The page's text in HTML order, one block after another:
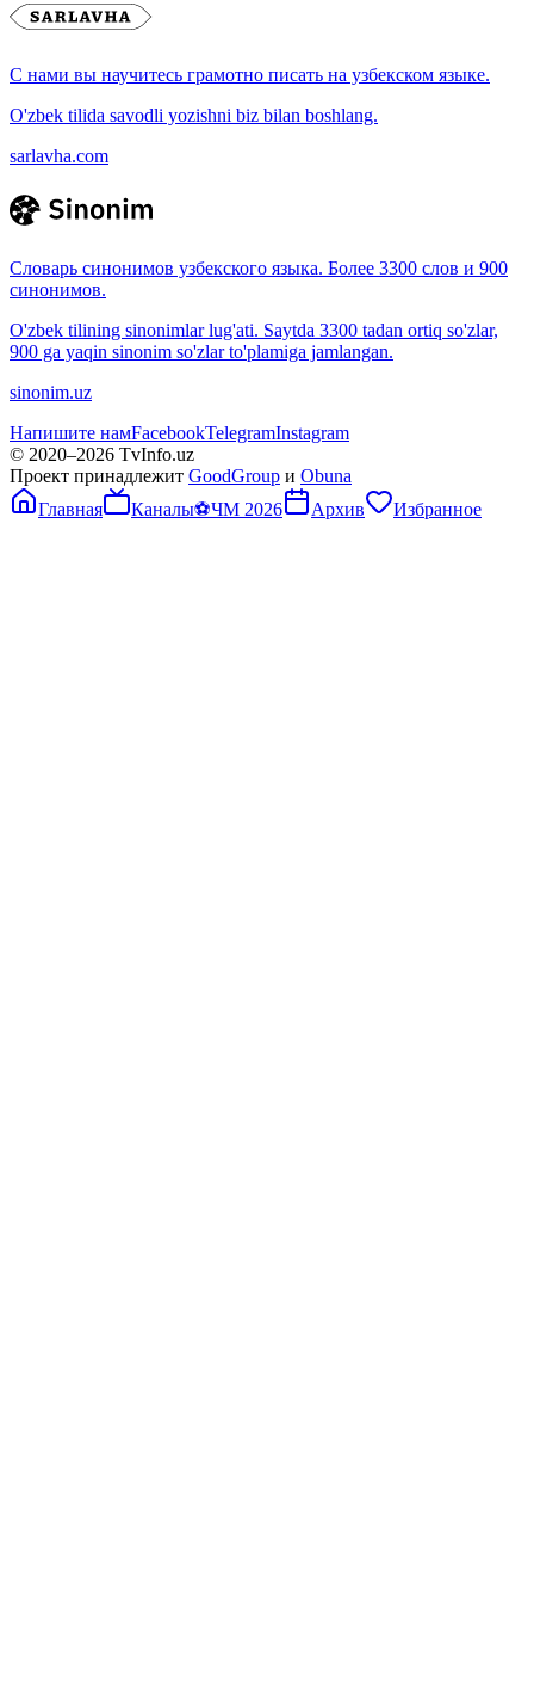
С нами вы научитесь грамотно писать на узбекском языке.
O'zbek tilida savodli yozishni biz bilan boshlang.
sarlavha.com
Словарь синонимов узбекского языка. Более 3300 слов и 900
синонимов.
O'zbek tilining sinonimlar lug'ati. Saytda 3300 tadan ortiq so'zlar,
900 ga yaqin sinonim so'zlar to'plamiga jamlangan.
sinonim.uz
Напишите намFacebookTelegramInstagram
© 2020–2026 TvInfo.uz
Проект принадлежит GoodGroup и Obuna
Главная
Каналы⚽ЧМ 2026 Архив Избранное